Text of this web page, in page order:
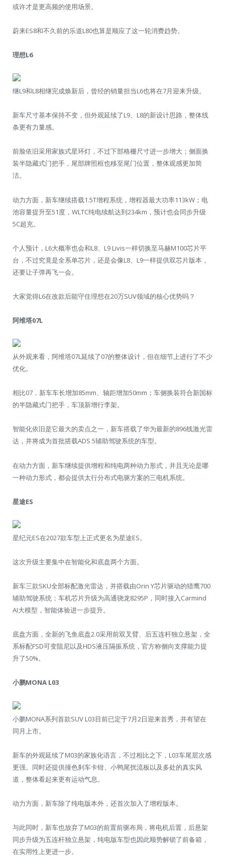
或许才是更高频的使用场景。
蔚来ES8和不久前的乐道L80也算是顺应了这一轮消费趋势。
理想L6
继L9和L8相继完成焕新后，曾经的销量担当L6也将在7月迎来升级。
新车尺寸基本保持不变，但外观延续了L9、L8的新设计思路，整体线
条更有力量感。
前脸依旧采用家族式星环灯，不过下部格栅尺寸进一步增大；侧面换
装半隐藏式门把手，尾部牌照框也移至尾门位置，整体观感更加简
洁。
动力方面，新车继续搭载1.5T增程系统，增程器最大功率113kW；电
池容量提升至51度，WLTC纯电续航达到234km，预计也会同步升级
5C超充。
个人预计，L6大概率也会和L8、L9 Livis一样切换至马赫M100芯片平
台，不过究竟是全系单芯片，还是会像L8、L9一样提供双芯片版本，
还要让子弹再飞一会。
大家觉得L6在改款后能守住理想在20万SUV领域的核心优势吗？
阿维塔07L
从外观来看，阿维塔07L延续了07的整体设计，但在细节上进行了不少
优化。
相比07，新车车长增加85mm、轴距增加50mm；车侧换装符合新国标
的半隐藏式门把手，车顶新增行李架。
智能化依旧是它最大的卖点之一，新车搭载了华为最新的896线激光雷
达，并将成为首批搭载ADS 5辅助驾驶系统的车型。
在动力方面，新车继续提供增程和纯电两种动力形式，并且无论是哪
一种动力形式，都会提供太行分布式电驱方案的三电机系统。
星途ES
星纪元ES在2027款车型上正式更名为星途ES。
这次升级主要集中在智能化和底盘两个方面。
新车三款SKU全部标配激光雷达，并搭载由Orin Y芯片驱动的猎鹰700
辅助驾驶系统；车机芯片升级为高通骁龙8295P，同时接入Carmind
AI大模型，智能体验进一步提升。
底盘方面，全新的飞鱼底盘2.0采用前双叉臂、后五连杆独立悬架，全
系标配FSD可变阻尼以及HDS液压隔振系统，官方称侧向支撑能力提
升了50%。
小鹏MONA L03
小鹏MONA系列首款SUV L03目前已定于7月2日迎来首秀，并有望在
同月上市。
新车的外观延续了M03的家族化语言，不过相比之下，L03车尾层次感
更强。同时还提供撞色刹车卡钳、小鸭尾扰流板以及多处的真实风
道，整体看起来更有运动气息。
动力方面，新车除了纯电版本外，还首次加入了增程版本。
与此同时，新车也放弃了M03的前置前驱布局，将电机后置，后悬架
同步升级为五连杆独立悬架，纯电版车型也因此顺势解锁了前备箱，
在实用性上更进一步。